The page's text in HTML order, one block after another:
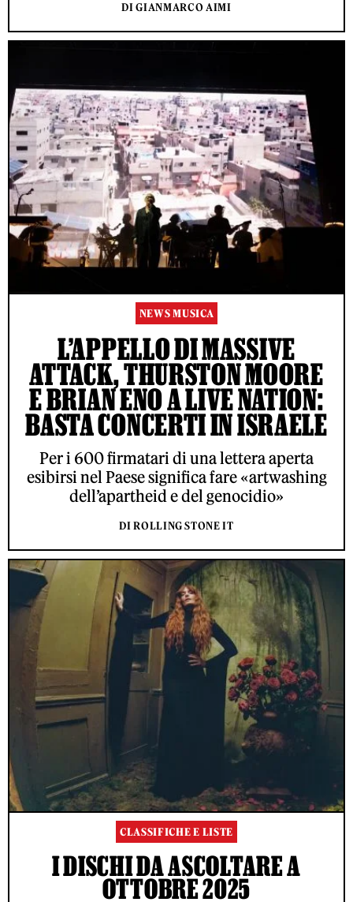
DI GIANMARCO AIMI
NEWS MUSICA
L’APPELLO DI MASSIVE
ATTACK, THURSTON MOORE
E BRIAN ENO A LIVE NATION:
BASTA CONCERTI IN ISRAELE
Per i 600 firmatari di una lettera aperta
esibirsi nel Paese significa fare «artwashing
dell’apartheid e del genocidio»
DI ROLLING STONE IT
CLASSIFICHE E LISTE
I DISCHI DA ASCOLTARE A
OTTOBRE 2025